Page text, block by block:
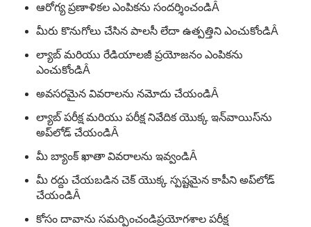
ఆరోగ్య ప్రణాళికల ఎంపికను సందర్శించండిÂ
మీరు కొనుగోలు చేసిన పాలసీ లేదా ఉత్పత్తిని ఎంచుకోండిÂ
ల్యాబ్ మరియు రేడియాలజీ ప్రయోజనం ఎంపికను
ఎంచుకోండిÂ
అవసరమైన వివరాలను నమోదు చేయండిÂ
ల్యాబ్ పరీక్ష మరియు పరీక్ష నివేదిక యొక్క ఇన్‌వాయిస్‌ను
అప్‌లోడ్ చేయండిÂ
మీ బ్యాంక్ ఖాతా వివరాలను ఇవ్వండిÂ
మీ రద్దు చేయబడిన చెక్ యొక్క స్పష్టమైన కాపీని అప్‌లోడ్
చేయండిÂ
కోసం దావాను సమర్పించండిప్రయోగశాల పరీక్ష